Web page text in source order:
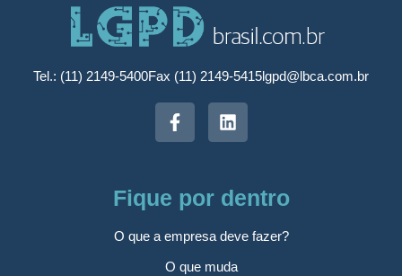
Tel.: (11) 2149-5400Fax (11) 2149-5415lgpd@lbca.com.br
Fique por dentro
O que a empresa deve fazer?
O que muda